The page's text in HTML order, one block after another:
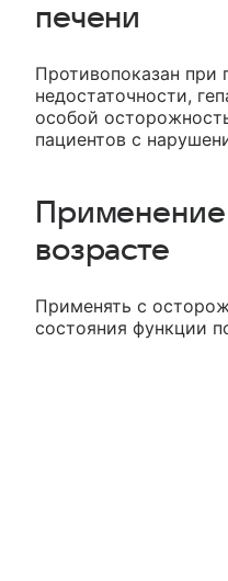
печени
Противопоказан при
недостаточности,
особой
пациентов с
возрасте
Применять с
состояния функции